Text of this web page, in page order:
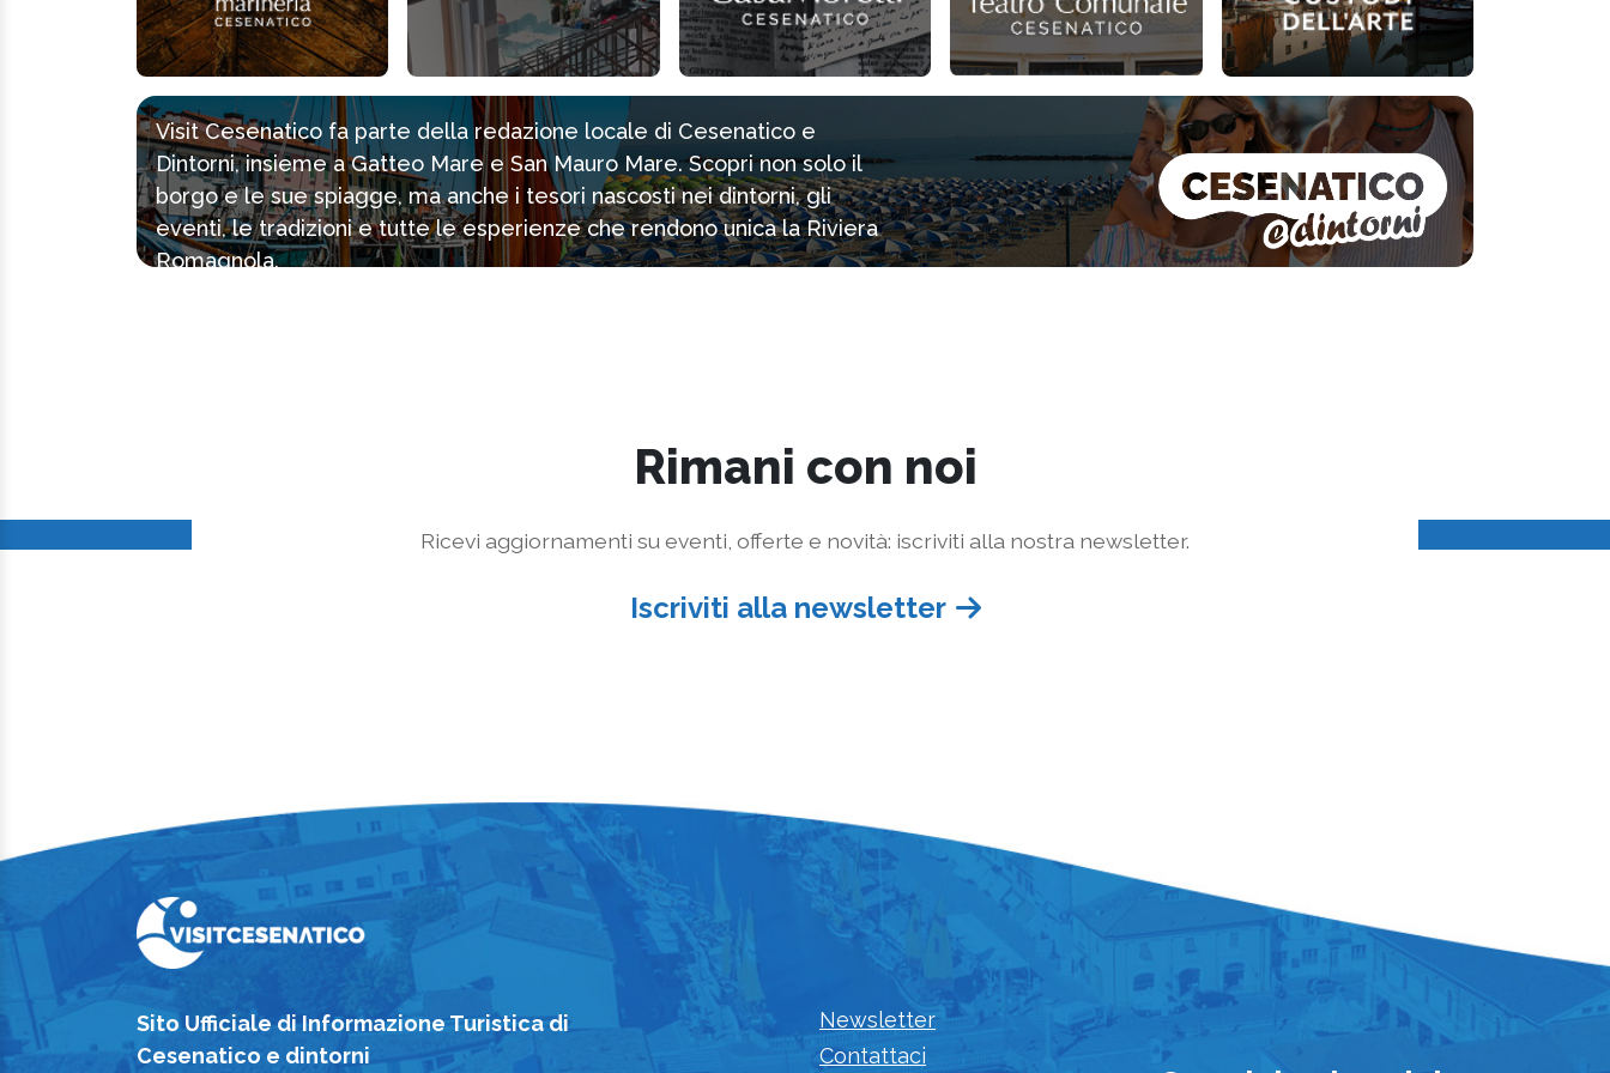
Visit Cesenatico fa parte della redazione locale di Cesenatico e
Dintorni, insieme a Gatteo Mare e San Mauro Mare. Scopri non solo il
borgo e le sue spiagge, ma anche i tesori nascosti nei dintorni, gli
eventi, le tradizioni e tutte le esperienze che rendono unica la Riviera
Romagnola.
Rimani con noi
Ricevi aggiornamenti su eventi, offerte e novità: iscriviti alla nostra newsletter.
Iscriviti alla newsletter
Sito Ufficiale di Informazione Turistica di
Cesenatico e dintorni
Newsletter
Contattaci